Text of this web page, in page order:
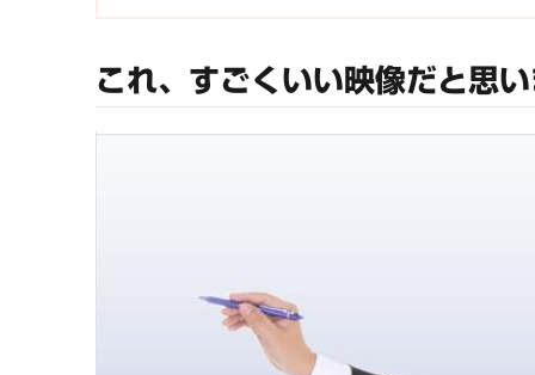
これ、すごくいい映像だと思